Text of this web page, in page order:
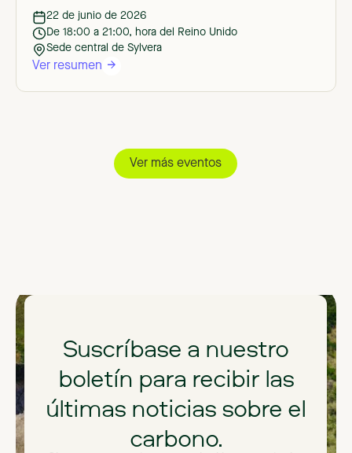
22 de junio de 2026
De 18:00 a 21:00, hora del Reino Unido
Sede central de Sylvera
Ver resumen
Ver más eventos
Suscríbase a nuestro
boletín para recibir las
últimas noticiassobre el
carbono.